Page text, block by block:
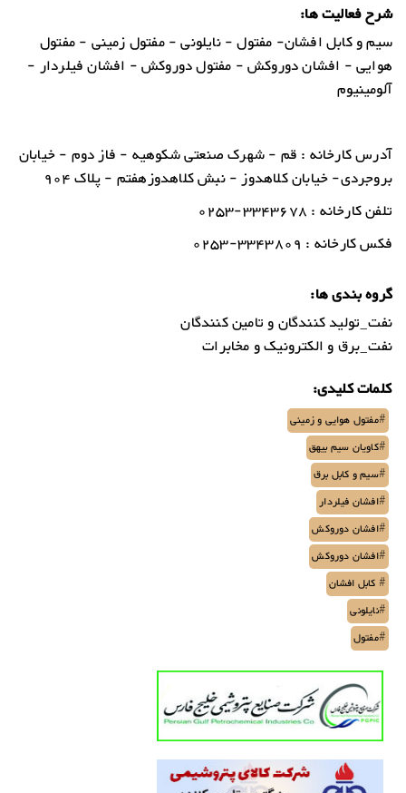
شرح فعالیت ها:
سیم و کابل افشان- مفتول - نایلونی - مفتول زمینی - مفتول
هوایی - افشان دوروکش - مفتول دوروکش - افشان فیلردار -
آلومینیوم
آدرس کارخانه : قم - شهرک صنعتی شکوهیه - فاز دوم - خیابان
بروجردی- خیابان کلاهدوز - نبش کلاهدوزهفتم - پلاک 904
تلفن کارخانه : 3343678-0253
فکس کارخانه : 3343809-0253
گروه بندی ها:
نفت_تولید کنندگان و تامین کنندگان
نفت_برق و الکترونیک و مخابرات
کلمات کلیدی:
#مفتول هوایی و زمینی
#کاویان سیم بیهق
#سیم و کابل برق
#افشان فیلردار
#افشان دوروکش
#افشان دوروکش
# کابل افشان
#نایلونی
#مفتول